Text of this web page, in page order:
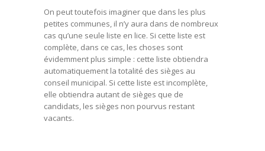
On peut toutefois imaginer que dans les plus
petites communes, il n’y aura dans de nombreux
cas qu’une seule liste en lice. Si cette liste est
complète, dans ce cas, les choses sont
évidemment plus simple : cette liste obtiendra
automatiquement la totalité des sièges au
conseil municipal. Si cette liste est incomplète,
elle obtiendra autant de sièges que de
candidats, les sièges non pourvus restant
vacants.